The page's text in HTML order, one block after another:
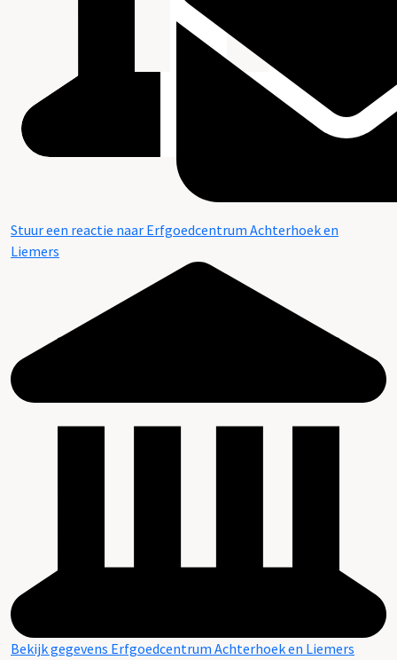
Stuur een reactie naar Erfgoedcentrum Achterhoek en
Liemers
Bekijk gegevens Erfgoedcentrum Achterhoek en Liemers